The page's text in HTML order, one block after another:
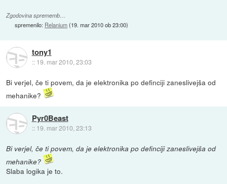
Zgodovina sprememb…
spremenilo: Relanium(19. mar 2010 ob 23:00)
tony1
:: 19. mar 2010, 23:03
Bi verjel, če ti povem, da je elektronika po definciji zaneslivejša od
mehanike?
Pyr0Beast
:: 19. mar 2010, 23:13
Bi verjel, če ti povem, da je elektronika po definciji zaneslivejša od
mehanike?
Slaba logika je to.